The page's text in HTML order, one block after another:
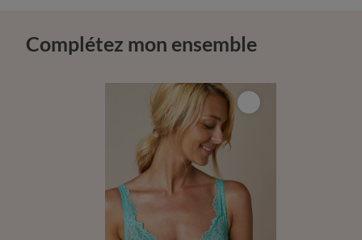
Complétez mon ensemble